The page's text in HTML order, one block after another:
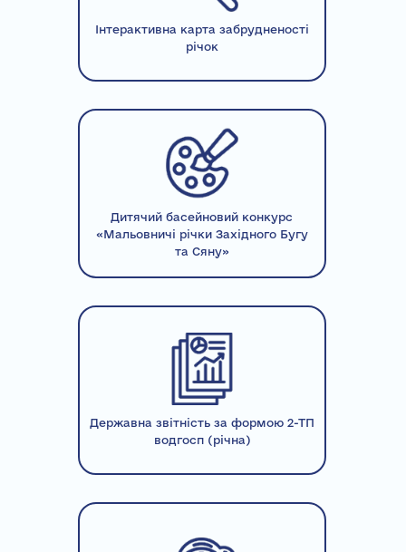
Інтерактивна карта забрудненості
річок
Дитячий басейновий конкурс
«Мальовничі річки Західного Бугу
та Сяну»
Державна звітність за формою 2-ТП
водгосп (річна)